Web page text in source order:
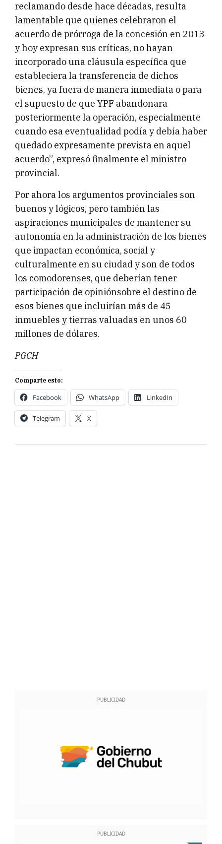
reclamando desde hace décadas, resulta
lamentable que quienes celebraron el
acuerdo de prórroga de la concesión en 2013
y hoy expresan sus críticas, no hayan
incorporado una cláusula específica que
estableciera la transferencia de dichos
bienes, ya fuera de manera inmediata o para
el supuesto de que YPF abandonara
posteriormente la operación, especialmente
cuando esa eventualidad podía y debía haber
quedado expresamente prevista en aquel
acuerdo”, expresó finalmente el ministro
provincial.
Por ahora los argumentos provinciales son
buenos y lógicos, pero también las
aspiraciones municipales de mantener su
autonomía en la administración de los bienes
que impactan económica, social y
culturalmente en su ciudad y son de todos
los comodorenses, que deberían tener
participación de opiniónsobre el destino de
esos bienes que incluirían más de 45
inmuebles y tierras valuadas en unos 60
millones de dólares.
PGCH
Comparte esto:
Facebook WhatsApp LinkedIn
Telegram X